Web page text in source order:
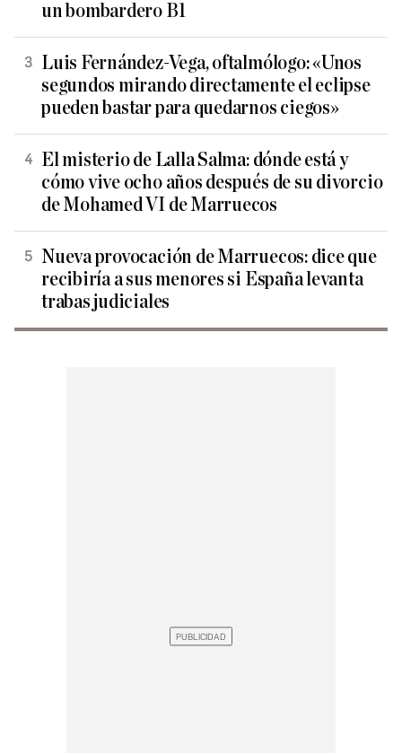
un bombardero B1
Luis Fernández-Vega, oftalmólogo: «Unos
segundos mirando directamente el eclipse
pueden bastar para quedarnos ciegos»
El misterio de Lalla Salma: dónde está y
cómo vive ocho años después de su divorcio
de Mohamed VI de Marruecos
Nueva provocación de Marruecos: dice que
recibiría a sus menores si España levanta
trabas judiciales